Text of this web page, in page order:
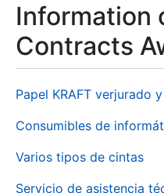
Information
Contracts
Papel KRAFT verjurado
Consumibles de
Varios tipos de cintas
Servicio de asistencia